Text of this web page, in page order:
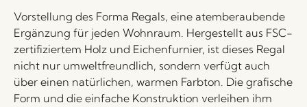
Vorstellung des Forma Regals, eine atemberaubende
Ergänzung für jeden Wohnraum. Hergestellt aus FSC-
zertifiziertem Holz und Eichenfurnier, ist dieses Regal
nicht nur umweltfreundlich, sondern verfügt auch
über einen natürlichen, warmen Farbton. Die grafische
Form und die einfache Konstruktion verleihen ihm